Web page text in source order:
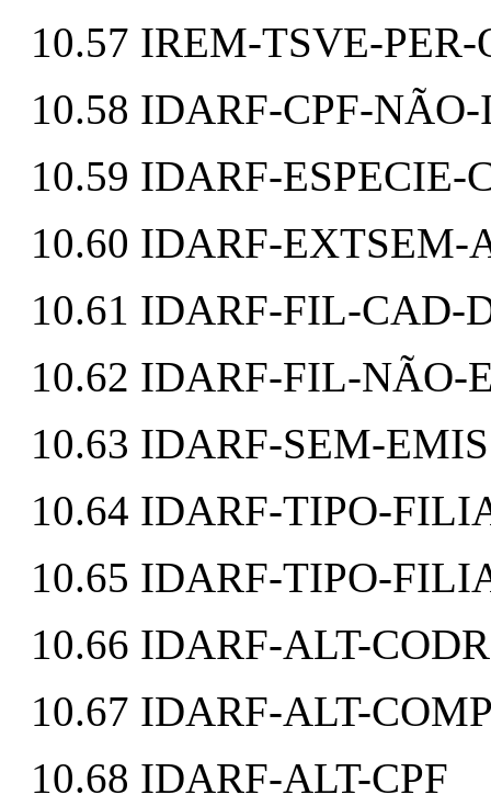
10.57 IREM-TSVE-
10.58 IDARF-CPF-
10.59 IDARF-
10.60 IDARF-EXTSEM-
10.61 IDARF-FIL-CAD-
10.62 IDARF-FIL-NÃO-
10.63 IDARF-SEM-
10.64 IDARF-TIPO-
10.65 IDARF-TIPO-
10.66 IDARF-ALT-
10.67 IDARF-ALT-
10.68 IDARF-ALT-CPF